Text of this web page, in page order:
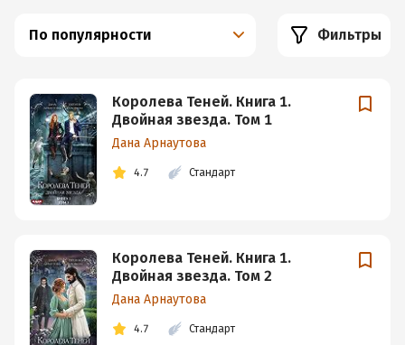
По популярности Фильтры
Королева Теней. Книга 1.
Двойная звезда. Том 1
Дана Арнаутова
4.7 Стандарт
Королева Теней. Книга 1.
Двойная звезда. Том 2
Дана Арнаутова
4.7 Стандарт